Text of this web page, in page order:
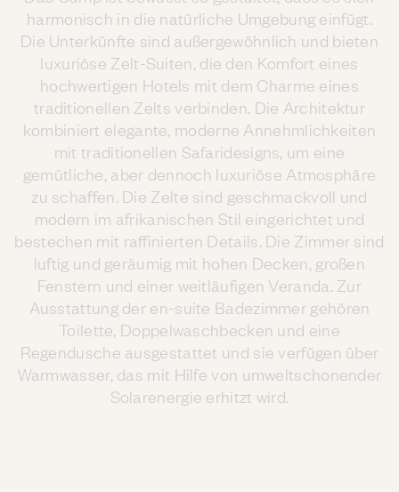
harmonisch in die natürliche Umgebung einfügt.
Die Unterkünfte sind außergewöhnlich und bieten
luxuriöse Zelt-Suiten, die den Komfort eines
hochwertigen Hotels mit dem Charme eines
traditionellen Zelts verbinden. Die Architektur
kombiniert elegante, moderne Annehmlichkeiten
mit traditionellen Safaridesigns, um eine
gemütliche, aber dennoch luxuriöse Atmosphäre
zu schaffen. Die Zelte sind geschmackvoll und
modern im afrikanischen Stil eingerichtet und
bestechen mit raffinierten Details. Die Zimmer sind
luftig und geräumig mit hohen Decken, großen
Fenstern und einer weitläufigen Veranda. Zur
Ausstattung der en-suite Badezimmer gehören
Toilette, Doppelwaschbecken und eine
Regendusche ausgestattet und sie verfügen über
Warmwasser, das mit Hilfe von umweltschonender
Solarenergie erhitzt wird.